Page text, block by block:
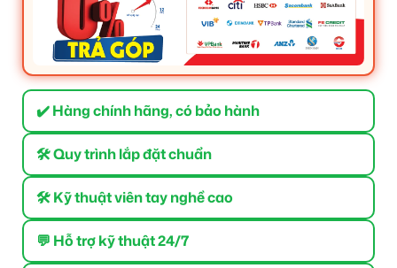
✔️ Hàng chính hãng, có bảo hành
🛠 Quy trình lắp đặt chuẩn
🛠 Kỹ thuật viên tay nghề cao
💬 Hỗ trợ kỹ thuật 24/7